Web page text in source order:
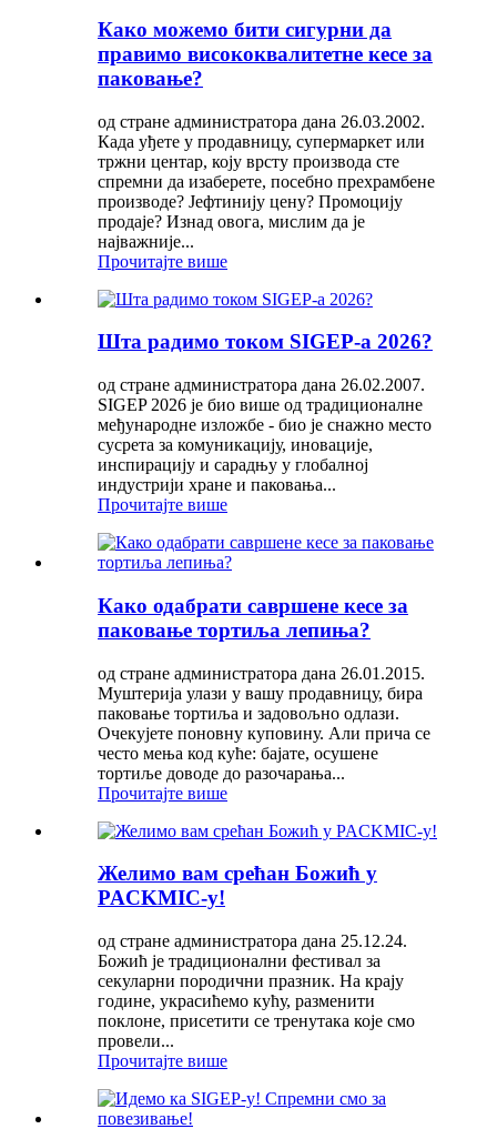
Како можемо бити сигурни да
правимо висококвалитетне кесе за
паковање?
од стране администратора дана 26.03.2002.
Када уђете у продавницу, супермаркет или
тржни центар, коју врсту производа сте
спремни да изаберете, посебно прехрамбене
производе? Јефтинију цену? Промоцију
продаје? Изнад овога, мислим да је
најважније...
Прочитајте више
Шта радимо током SIGEP-а 2026?
од стране администратора дана 26.02.2007.
SIGEP 2026 је био више од традиционалне
међународне изложбе - био је снажно место
сусрета за комуникацију, иновације,
инспирацију и сарадњу у глобалној
индустрији хране и паковања...
Прочитајте више
Како одабрати савршене кесе за
паковање тортиља лепиња?
од стране администратора дана 26.01.2015.
Муштерија улази у вашу продавницу, бира
паковање тортиља и задовољно одлази.
Очекујете поновну куповину. Али прича се
често мења код куће: бајате, осушене
тортиље доводе до разочарања...
Прочитајте више
Желимо вам срећан Божић у
PACKMIC-у!
од стране администратора дана 25.12.24.
Божић је традиционални фестивал за
секуларни породични празник. На крају
године, украсићемо кућу, разменити
поклоне, присетити се тренутака које смо
провели...
Прочитајте више